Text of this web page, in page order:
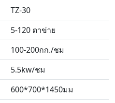
TZ-30
5-120 ตาข่าย
100-200กก./ชม
5.5kw/ชม
600*700*1450มม